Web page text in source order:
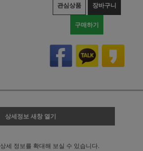
관심상품 장바구니
구매하기
상세정보 새창 열기
상세 정보를 확대해 보실 수 있습니다.